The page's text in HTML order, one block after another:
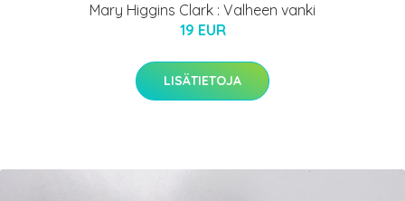
Mary Higgins Clark : Valheen vanki
19 EUR
LISÄTIETOJA